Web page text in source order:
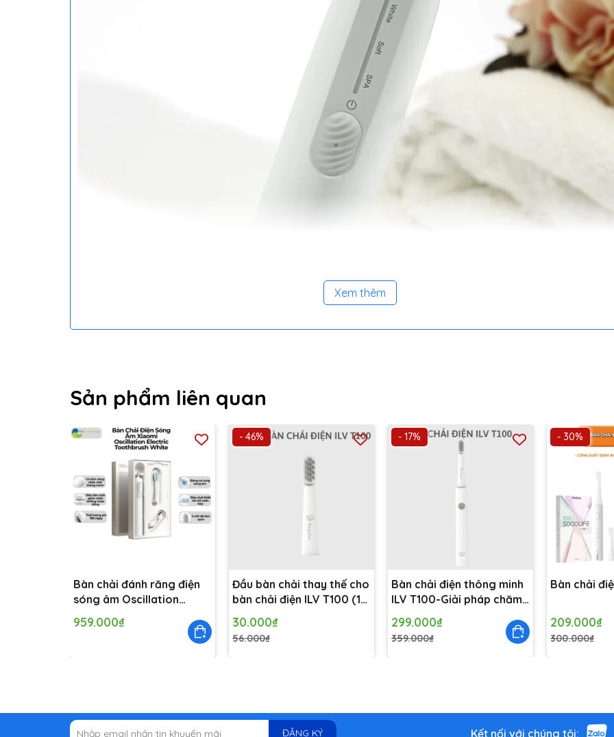
Xem thêm
Sản phẩm liên quan
Bàn chải đánh răng điện
sóng âm Oscillation
Electric Toothbrush
White GL BHR9814GL
959.000₫
- 46%
Đầu bàn chải thay thế cho
bàn chải điện ILV T100 (1
chiếc)
30.000₫
56.000₫
- 17%
Bàn chải điện thông minh
ILV T100-Giải pháp chăm
sóc răng miệng toàn diện
299.000₫
359.000₫
- 30%
Bàn chải
209.000₫
300.000₫
ĐĂNG KÝ Kết nối với chúng tôi: